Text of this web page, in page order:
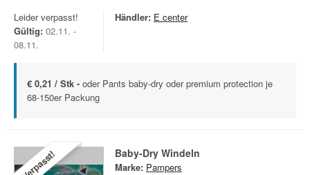
Leider verpasst!
Gültig: 02.11. -
08.11.
Händler: E center
€ 0,21 / Stk - oder Pants baby-dry oder premium protection je
68-150er Packung
Verpasst! Baby-Dry Windeln
Marke: Pampers